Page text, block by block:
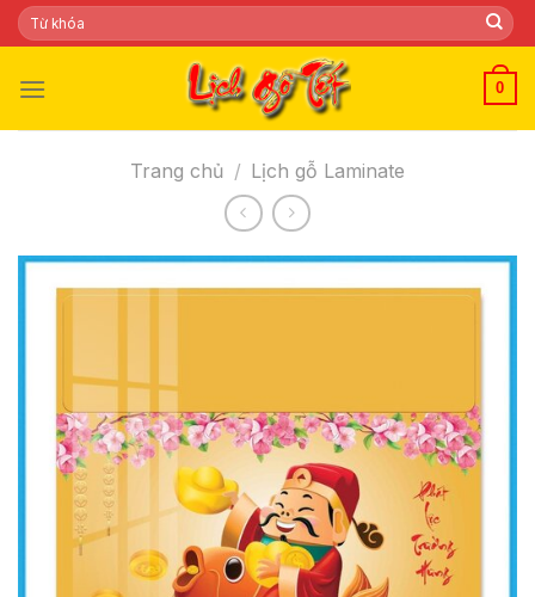
Skip
to
Tìm
kiếm:
0
Trang chủ / Lịch gỗ Laminate